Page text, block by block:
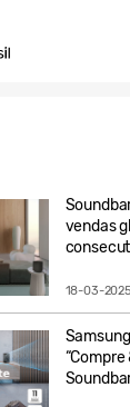
vendas
18-03-2025
“Compre